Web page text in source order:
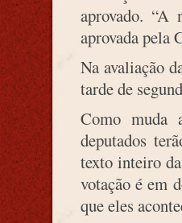
aprovado. “A
aprovada pela
Na avaliação
tarde de
Como muda
deputados
texto inteiro
votação é em
que eles